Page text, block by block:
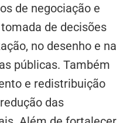
de negociação e
de decisões
no desenho e na
públicas. Também
e redistribuição
das